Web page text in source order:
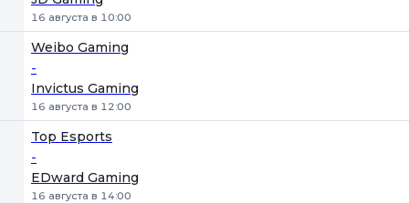
16 августа в 10:00
Weibo Gaming
-
Invictus Gaming
16 августа в 12:00
Top Esports
-
EDward Gaming
16 августа в 14:00